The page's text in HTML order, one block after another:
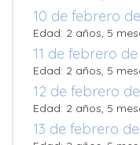
10 de febrero
Edad: 2 años, 5
11 de febrero de
Edad: 2 años, 5
12 de febrero
Edad: 2 años, 5
13 de febrero